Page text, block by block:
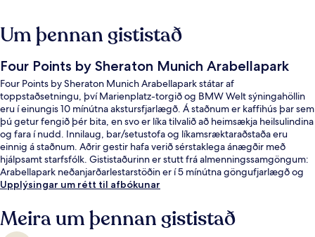
Um þennan gististað
Four Points by Sheraton Munich Arabellapark
Four Points by Sheraton Munich Arabellapark státar af
toppstaðsetningu, því Marienplatz-torgið og BMW Welt sýningahöllin
eru í einungis 10 mínútna akstursfjarlægð. Á staðnum er kaffihús þar sem
þú getur fengið þér bita, en svo er líka tilvalið að heimsækja heilsulindina
og fara í nudd. Innilaug, bar/setustofa og líkamsræktaraðstaða eru
einnig á staðnum. Aðrir gestir hafa verið sérstaklega ánægðir með
hjálpsamt starfsfólk. Gististaðurinn er stutt frá almenningssamgöngum:
Arabellapark neðanjarðarlestarstöðin er í 5 mínútna göngufjarlægð og
Effnerplatz-sporvagnastoppistöðin í 5 mínútna.
Upplýsingar um rétt til afbókunar
Meira um þennan gististað